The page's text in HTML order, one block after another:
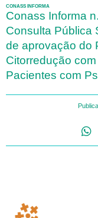
CONASS INFORMA
Conass Informa
Consulta Pública
de aprovação do
Citorredução
Pacientes com